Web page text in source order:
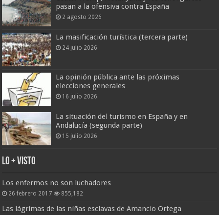
pasan a la ofensiva contra España
2 agosto 2026
La masificación turística (tercera parte)
24 julio 2026
La opinión pública ante las próximas
elecciones generales
16 julio 2026
La situación del turismo en España y en
Andalucía (segunda parte)
15 julio 2026
Lo + Visto
Los enfermos no son luchadores
26 febrero 2017 855,182
Las lágrimas de las niñas esclavas de Amancio Ortega